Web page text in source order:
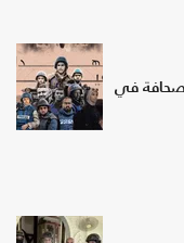
الصحافة في